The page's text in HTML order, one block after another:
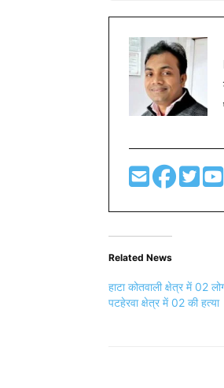
Related News
हाटा कोतवाली क्षेत्र में 02
पटहेरवा क्षेत्र में 02 की हत्या